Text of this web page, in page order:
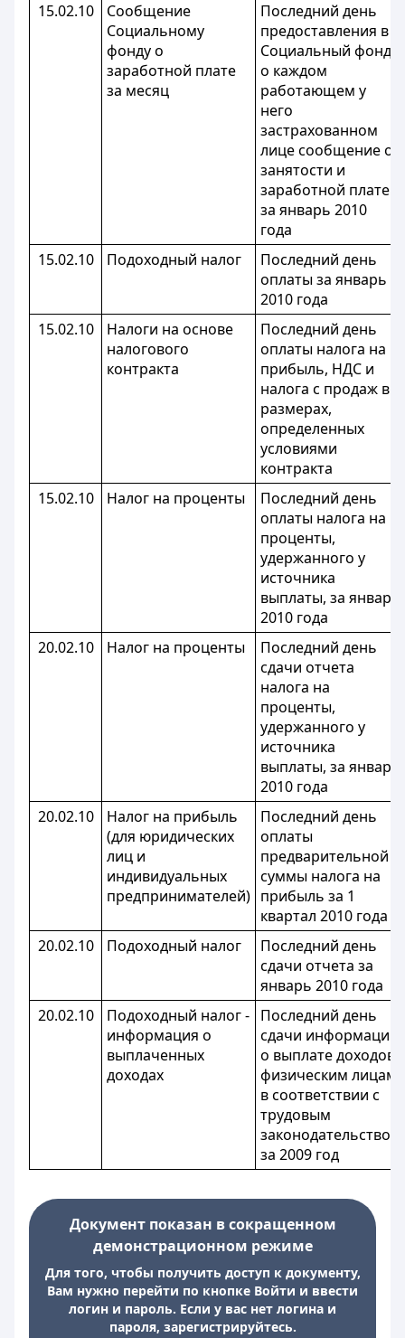
15.02.10
Сообщение
Социальному
фонду о
заработной плате
за месяц
Последний день
предоставления в
Социальный фонд
о каждом
работающем у
него
застрахованном
лице сообщение о
занятости и
заработной плате
за январь 2010
года
15.02.10
Подоходный налог
Последний день
оплаты за январь
2010 года
15.02.10
Налоги на основе
налогового
контракта
Последний день
оплаты налога на
прибыль, НДС и
налога с продаж в
размерах,
определенных
условиями
контракта
15.02.10
Налог на проценты
Последний день
оплаты налога на
проценты,
удержанного у
источника
выплаты, за январь
2010 года
20.02.10
Налог на проценты
Последний день
сдачи отчета
налога на
проценты,
удержанного у
источника
выплаты, за январь
2010 года
20.02.10
Налог на прибыль
(для юридических
лиц и
индивидуальных
предпринимателей)
Последний день
оплаты
предварительной
суммы налога на
прибыль за 1
квартал 2010 года
20.02.10
Подоходный налог
Последний день
сдачи отчета за
январь 2010 года
20.02.10
Подоходный налог -
информация о
выплаченных
доходах
Последний день
сдачи информации
о выплате доходов
физическим лицам,
в соответствии с
трудовым
законодательством
за 2009 год
Документ показан в сокращенном
демонстрационном режиме
Для того, чтобы получить доступ к документу,
Вам нужно перейти по кнопке Войти и ввести
логин и пароль. Если у вас нет логина и
пароля, зарегистрируйтесь.